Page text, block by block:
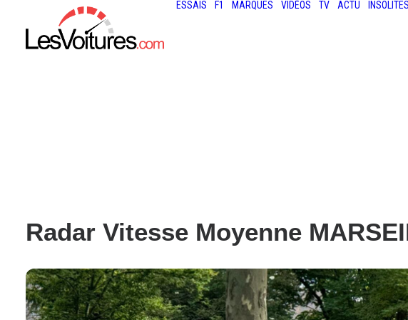
ESSAIS F1 MARQUES VIDÉOS TV ACTU INSOLITES
Radar Vitesse Moyenne